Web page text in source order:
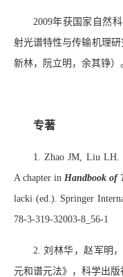
2009年获国家自然
射光谱特性与传输机理
新林，阮立明，余其铮）
专著
1. Zhao JM, Liu LH.
A chapter in Handbook of
lacki (ed.). Springer
78-3-319-32003-8_56-1
2. 刘林华，赵军明
元和谱元法》，科学出版